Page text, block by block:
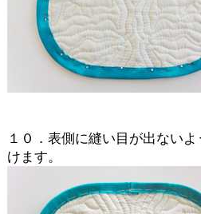
１０．表側に縫い目が出ない
けます。